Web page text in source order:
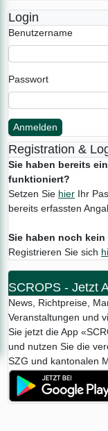
Login
Benutzername
Passwort
Anmelden
Registration &
Sie haben bereits
funktioniert?
Setzen Sie hier Ihr
bereits erfassten
Sie haben noch
Registrieren Sie sich
SCROPS - Jetzt
News, Richtpreise,
Veranstaltungen und
Sie jetzt die App
und nutzen Sie die
SZG und kantonalen